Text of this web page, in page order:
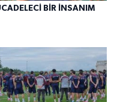
BİR İNSANIM